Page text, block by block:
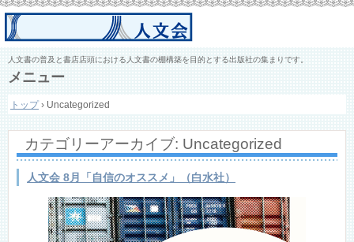
人文書の普及と書店店頭における人文書の棚構築を目的とする出版社の集まりです。
メニュー
ン
ン
へ
キ
トップ › Uncategorized
カテゴリーアーカイブ: Uncategorized
人文会 8月「自信のオススメ」（白水社）